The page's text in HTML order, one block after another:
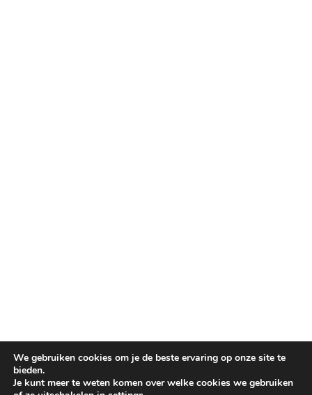
We gebruiken cookies om je de beste ervaring op onze site te
bieden.
Je kunt meer te weten komen over welke cookies we gebruiken